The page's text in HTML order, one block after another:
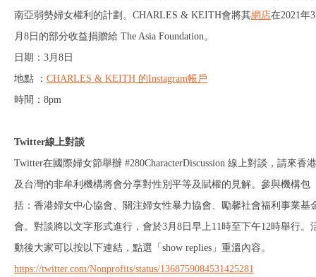
南亞弱勢婦女權利的計劃。CHARLES & KEITH會將其網店在2021年3
月8日的部分收益捐贈給 The Asia Foundation。
日期：3月8日
地點 ： CHARLES & KEITH 的Instagram帳戶
時間：8pm
Twitter線上對談
Twitter在國際婦女節舉辦 #280CharacterDiscussion 線上對談，請來香港
及台灣的非牟利機構將會分享對性別平等及賦權的見解。參與機構包
括：香港婦女中心協會、關注婦女性暴力協會、勵馨社會福利事業基
會。對談將以文字形式進行，會於3月8日早上11時至下午12時舉行。
動後大家可以按以下連結，點選「show replies」重溫內容。
https://twitter.com/Nonprofits/status/1368759084531425281